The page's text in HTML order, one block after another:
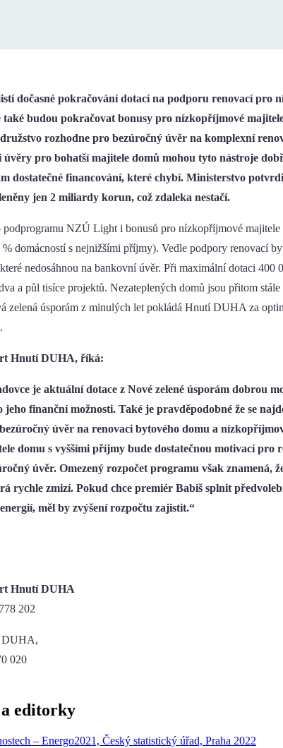
dočasné pokračování dotací na podporu renovací pro
také budou pokračovat bonusy pro nízkopříjmové
rozhodne pro bezúročný úvěr na komplexní
pro bohatší majitele domů mohou tyto nástroje
dostatečné financování, které chybí. Ministerstvo
jen 2 miliardy korun, což zdaleka nestačí.
NZÚ Light i bonusů pro nízkopříjmové majitele
domácností s nejnižšími příjmy). Vedle podpory renovací
nedosáhnou na bankovní úvěr. Při maximální dotaci 400
a půl tisíce projektů. Nezateplených domů jsou přitom
zelená úsporám z minulých let pokládá Hnutí DUHA za
Hnutí DUHA, říká:
je aktuální dotace z Nové zelené úsporám dobrou
finanční možnosti. Také je pravděpodobné že se
úvěr na renovaci bytového domu a
domu s vyššími příjmy bude dostatečnou motivací pro
úvěr. Omezený rozpočet programu však znamená,
rychle zmizí. Pokud chce premiér Babiš splnit
měl by zvýšení rozpočtu zajistit.“
Hnutí DUHA
202
DUHA,
020
editorky
– Energo2021, Český statistický úřad, Praha 2022